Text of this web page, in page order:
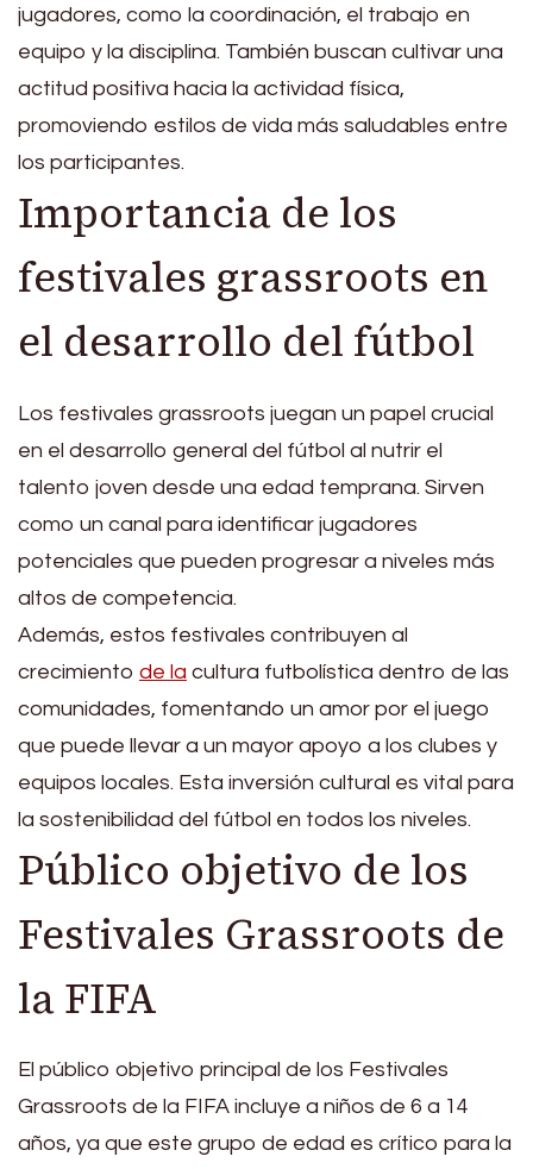
jugadores, como la coordinación, el trabajo en
equipo y la disciplina. También buscan cultivar una
actitud positiva hacia la actividad física,
promoviendo estilos de vida más saludables entre
los participantes.
Importancia de los
festivales grassroots en
el desarrollo del fútbol
Los festivales grassroots juegan un papel crucial
en el desarrollo general del fútbol al nutrir el
talento joven desde una edad temprana. Sirven
como un canal para identificar jugadores
potenciales que pueden progresar a niveles más
altos de competencia.
Además, estos festivales contribuyen al
crecimiento de la cultura futbolística dentro de las
comunidades, fomentando un amor por el juego
que puede llevar a un mayor apoyo a los clubes y
equipos locales. Esta inversión cultural es vital para
la sostenibilidad del fútbol en todos los niveles.
Público objetivo de los
Festivales Grassroots de
la FIFA
El público objetivo principal de los Festivales
Grassroots de la FIFA incluye a niños de 6 a 14
años, ya que este grupo de edad es crítico para la